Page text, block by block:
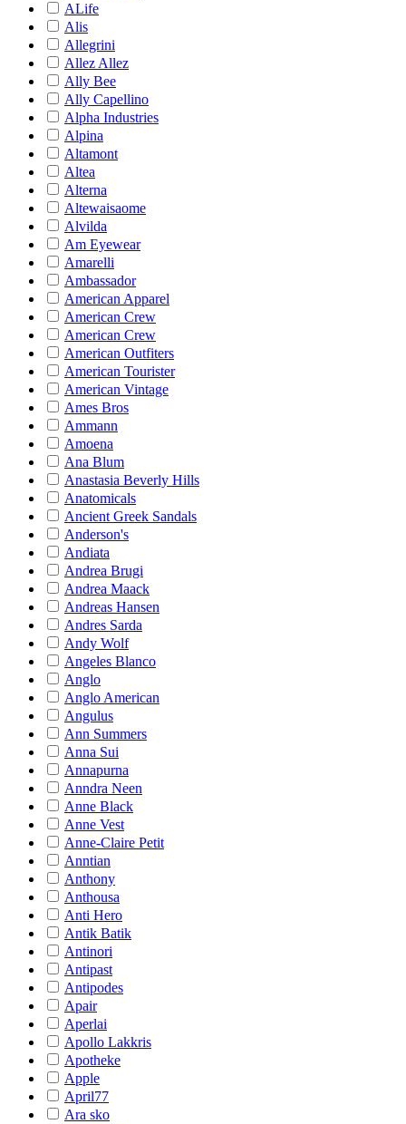
ALife
Alis
Allegrini
Allez Allez
Ally Bee
Ally Capellino
Alpha Industries
Alpina
Altamont
Altea
Alterna
Altewaisaome
Alvilda
Am Eyewear
Amarelli
Ambassador
American Apparel
American Crew
American Crew
American Outfiters
American Tourister
American Vintage
Ames Bros
Ammann
Amoena
Ana Blum
Anastasia Beverly Hills
Anatomicals
Ancient Greek Sandals
Anderson's
Andiata
Andrea Brugi
Andrea Maack
Andreas Hansen
Andres Sarda
Andy Wolf
Angeles Blanco
Anglo
Anglo American
Angulus
Ann Summers
Anna Sui
Annapurna
Anndra Neen
Anne Black
Anne Vest
Anne-Claire Petit
Anntian
Anthony
Anthousa
Anti Hero
Antik Batik
Antinori
Antipast
Antipodes
Apair
Aperlai
Apollo Lakkris
Apotheke
Apple
April77
Ara sko